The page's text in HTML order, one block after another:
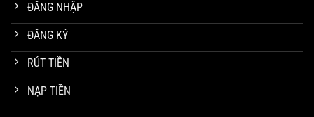
Đá Gà Tre Thomo – Tận Hưởng Trận Chiến Kê Đỉnh Cao 2025
ĐĂNG NHẬP
ĐĂNG KÝ
RÚT TIỀN
NẠP TIỀN